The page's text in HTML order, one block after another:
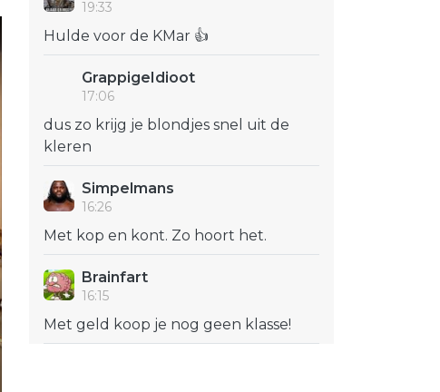
19:33
Hulde voor de KMar 👍
GrappigeIdioot
17:06
dus zo krijg je blondjes snel uit de
kleren
Simpelmans
16:26
Met kop en kont. Zo hoort het.
Brainfart
16:15
Met geld koop je nog geen klasse!